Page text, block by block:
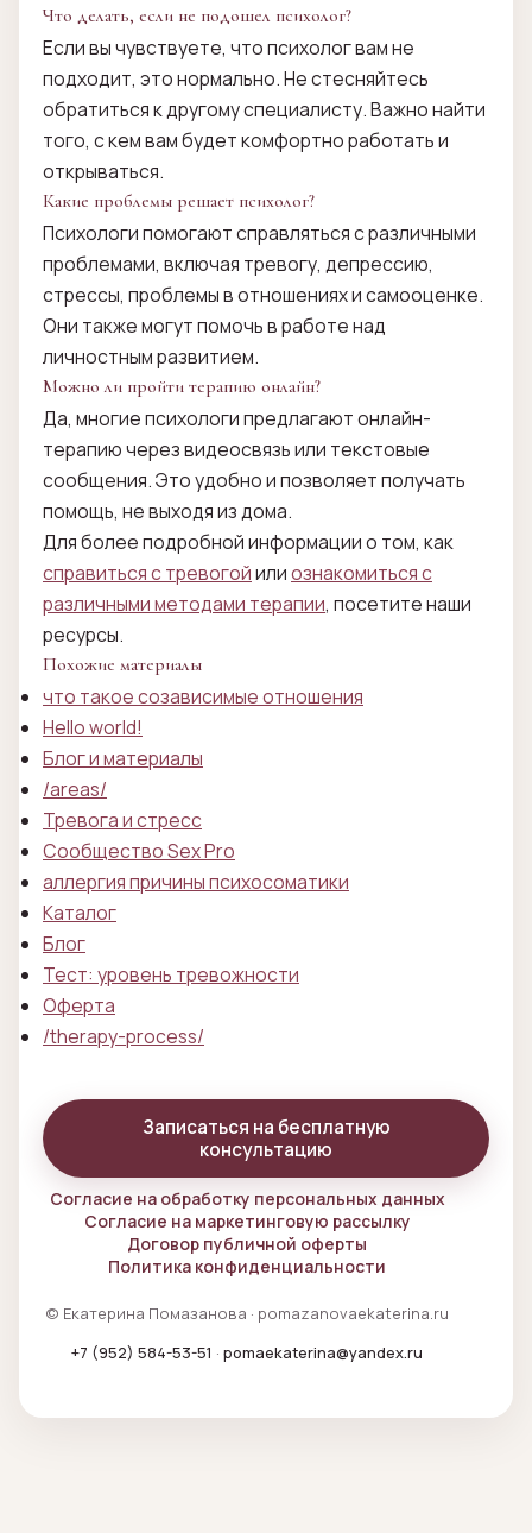
Что делать, если не подошел психолог?
Если вы чувствуете, что психолог вам не
подходит, это нормально. Не стесняйтесь
обратиться к другому специалисту. Важно найти
того, с кем вам будет комфортно работать и
открываться.
Какие проблемы решает психолог?
Психологи помогают справляться с различными
проблемами, включая тревогу, депрессию,
стрессы, проблемы в отношениях и самооценке.
Они также могут помочь в работе над
личностным развитием.
Можно ли пройти терапию онлайн?
Да, многие психологи предлагают онлайн-
терапию через видеосвязь или текстовые
сообщения. Это удобно и позволяет получать
помощь, не выходя из дома.
Для более подробной информации о том, как
справиться с тревогойилиознакомиться с
различными методами терапии, посетите наши
ресурсы.
Похожие материалы
что такое созависимые отношения
Hello world!
Блог и материалы
/areas/
Тревога и стресс
Сообщество Sex Pro
аллергия причины психосоматики
Каталог
Блог
Тест: уровень тревожности
Оферта
/therapy-process/
Записаться на бесплатную
консультацию
Согласие на обработку персональных данных
Согласие на маркетинговую рассылку
Договор публичной оферты
Политика конфиденциальности
© Екатерина Помазанова · pomazanovaekaterina.ru
+7 (952) 584-53-51 · pomaekaterina@yandex.ru